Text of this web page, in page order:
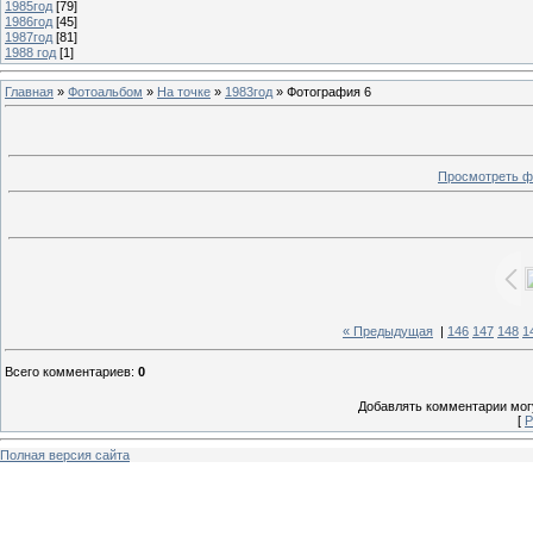
1985год [79]
1986год [45]
1987год [81]
1988 год [1]
Главная » Фотоальбом » На точке » 1983год » Фотография 6
Просмотреть
« Предыдущая 146 147 148
Всего комментариев: 0
Добавлять комментарии
[
Полная версия сайта